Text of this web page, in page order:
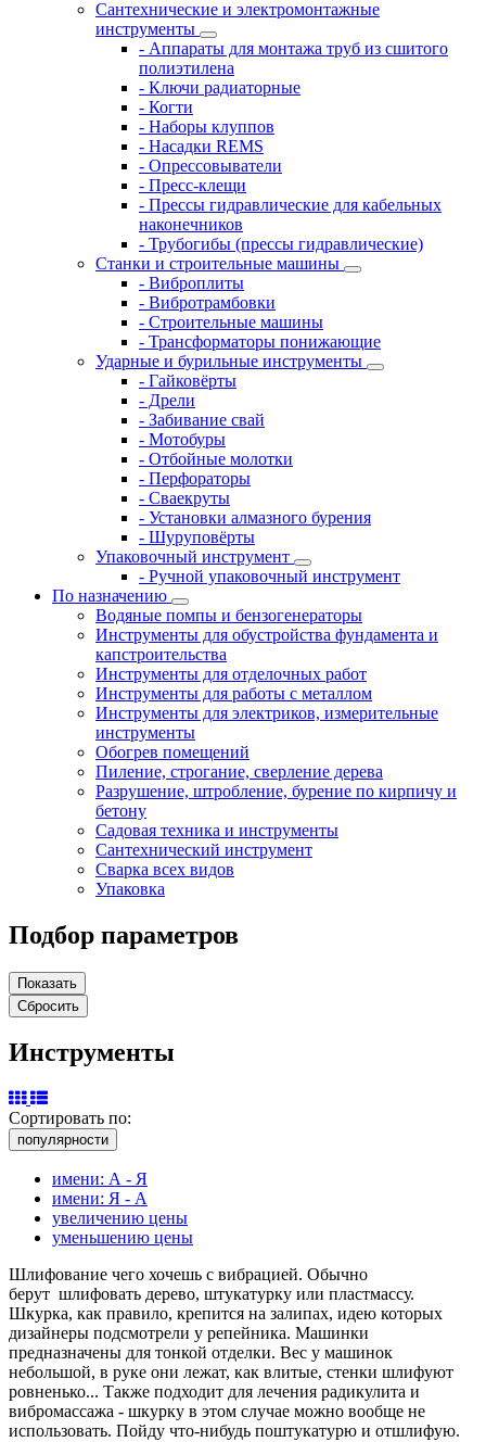
Сантехнические и электромонтажные
инструменты
- Аппараты для монтажа труб из сшитого
полиэтилена
- Ключи радиаторные
- Когти
- Наборы клуппов
- Насадки REMS
- Опрессовыватели
- Пресс-клещи
- Прессы гидравлические для кабельных
наконечников
- Трубогибы (прессы гидравлические)
Станки и строительные машины
- Виброплиты
- Вибротрамбовки
- Строительные машины
- Трансформаторы понижающие
Ударные и бурильные инструменты
- Гайковёрты
- Дрели
- Забивание свай
- Мотобуры
- Отбойные молотки
- Перфораторы
- Сваекруты
- Установки алмазного бурения
- Шуруповёрты
Упаковочный инструмент
- Ручной упаковочный инструмент
По назначению
Водяные помпы и бензогенераторы
Инструменты для обустройства фундамента и
капстроительства
Инструменты для отделочных работ
Инструменты для работы с металлом
Инструменты для электриков, измерительные
инструменты
Обогрев помещений
Пиление, строгание, сверление дерева
Разрушение, штробление, бурение по кирпичу и
бетону
Садовая техника и инструменты
Сантехнический инструмент
Сварка всех видов
Упаковка
Подбор параметров
Инструменты
Сортировать по:
популярности
имени: А - Я
имени: Я - А
увеличению цены
уменьшению цены
Шлифование чего хочешь с вибрацией. Обычно
берут шлифовать дерево, штукатурку или пластмассу.
Шкурка, как правило, крепится на залипах, идею которых
дизайнеры подсмотрели у репейника. Машинки
предназначены для тонкой отделки. Вес у машинок
небольшой, в руке они лежат, как влитые, стенки шлифуют
ровненько... Также подходит для лечения радикулита и
вибромассажа - шкурку в этом случае можно вообще не
использовать. Пойду что-нибудь поштукатурю и отшлифую.